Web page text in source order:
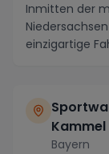
Inmitten der
einzigartige
Kammel
Bayern